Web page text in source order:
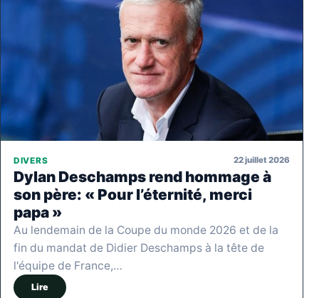
DIVERS 22 juillet 2026
Dylan Deschamps rend hommage à
son père: « Pour l’éternité, merci
papa »
Au lendemain de la Coupe du monde 2026 et de la
fin du mandat de Didier Deschamps à la tête de
l'équipe de France,…
Lire